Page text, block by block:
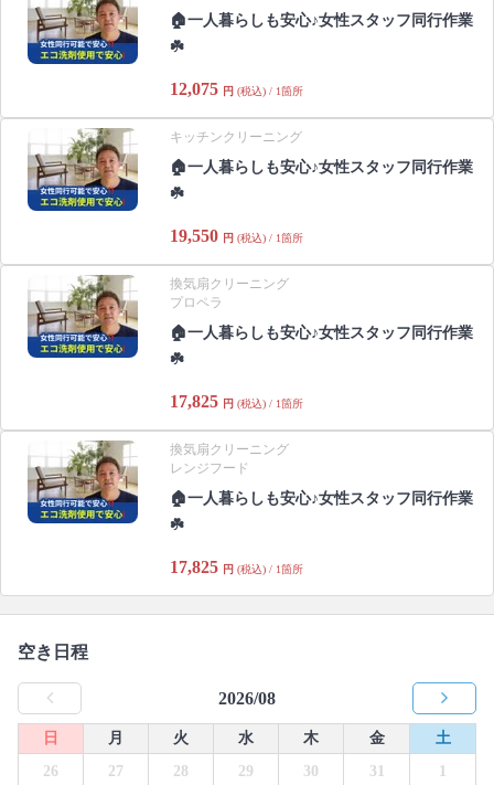
🏠一人暮らしも安心♪女性スタッフ同行作業
☘️
12,075 円 (税込) / 1箇所
キッチンクリーニング
🏠一人暮らしも安心♪女性スタッフ同行作業
☘️
19,550 円 (税込) / 1箇所
換気扇クリーニング
プロペラ
🏠一人暮らしも安心♪女性スタッフ同行作業
☘️
17,825 円 (税込) / 1箇所
換気扇クリーニング
レンジフード
🏠一人暮らしも安心♪女性スタッフ同行作業
☘️
17,825 円 (税込) / 1箇所
空き日程
2026/08
日 月 火 水 木 金
土
26
27
28
29
30
31
1